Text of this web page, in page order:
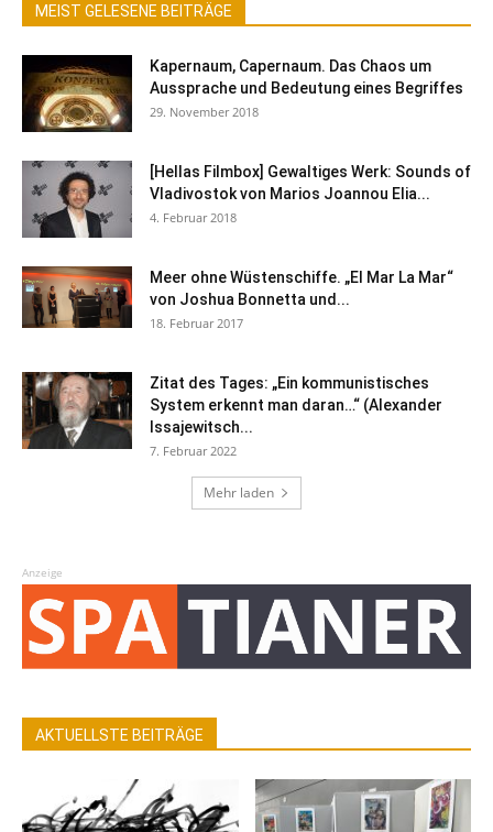
MEIST GELESENE BEITRÄGE
Kapernaum, Capernaum. Das Chaos um
Aussprache und Bedeutung eines Begriffes
29. November 2018
[Hellas Filmbox] Gewaltiges Werk: Sounds of
Vladivostok von Marios Joannou Elia...
4. Februar 2018
Meer ohne Wüstenschiffe. „El Mar La Mar“
von Joshua Bonnetta und...
18. Februar 2017
Zitat des Tages: „Ein kommunistisches
System erkennt man daran…“ (Alexander
Issajewitsch...
7. Februar 2022
Mehr laden
Anzeige
AKTUELLSTE BEITRÄGE